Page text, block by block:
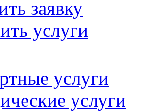
заявку
услуги
услуги
услуги